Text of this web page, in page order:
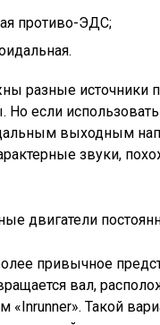
противо-ЭДС;
разные источники
если
выходным
звуки,
двигатели
привычное
вал,
«Inrunner». Такой